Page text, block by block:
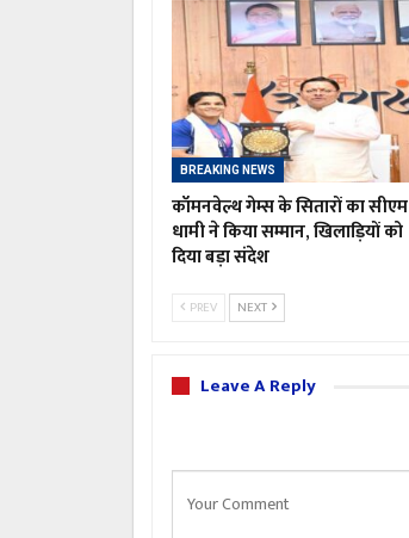
BREAKING NEWS
कॉमनवेल्थ गेम्स के सितारों का सीएम
धामी ने किया सम्मान, खिलाड़ियों को
दिया बड़ा संदेश
PREV NEXT
Leave A Reply